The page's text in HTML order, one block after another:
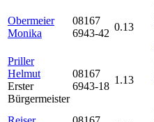
Obermeier
Monika
08167
6943-42
0.13
Priller
Helmut
Erster
Bürgermeister
08167
6943-18
1.13